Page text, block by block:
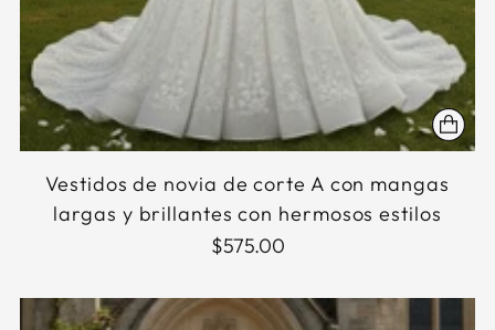
Vestidos de novia de corte A con mangas
largas y brillantes con hermosos estilos
$575.00